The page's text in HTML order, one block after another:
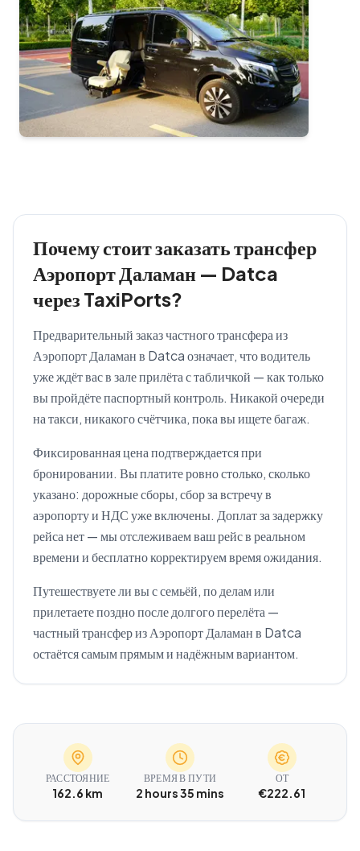
Почему стоит заказать трансфер
Аэропорт Даламан — Datca
через TaxiPorts?
Предварительный заказ частного трансфера из
Аэропорт Даламан в Datca означает, что водитель
уже ждёт вас в зале прилёта с табличкой — как только
вы пройдёте паспортный контроль. Никакой очереди
на такси, никакого счётчика, пока вы ищете багаж.
Фиксированная цена подтверждается при
бронировании. Вы платите ровно столько, сколько
указано: дорожные сборы, сбор за встречу в
аэропорту и НДС уже включены. Доплат за задержку
рейса нет — мы отслеживаем ваш рейс в реальном
времени и бесплатно корректируем время ожидания.
Путешествуете ли вы с семьёй, по делам или
прилетаете поздно после долгого перелёта —
частный трансфер из Аэропорт Даламан в Datca
остаётся самым прямым и надёжным вариантом.
РАССТОЯНИЕ
162.6 km
ВРЕМЯ В ПУТИ
2 hours 35 mins
ОТ
€222.61